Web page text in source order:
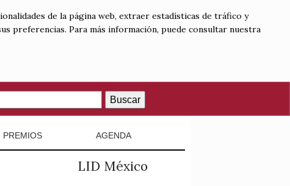
de la página web, extraer estadísticas de tráfico y
preferencias. Para más información, puede consultar nuestra
Buscar
PREMIOS AGENDA
LID México